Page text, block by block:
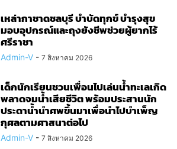
เหล่ากาชาดชลบุรี บำบัดทุกข์ บำรุงสุข
มอบอุปกรณ์และถุงยังชีพช่วยผู้ยากไร้
ศรีราชา
Admin-V - 7 สิงหาคม 2026
เด็กนักเรียนชวนเพื่อนไปเล่นน้ำทะเลเกิด
พลาดจมน้ำเสียชีวิต พร้อมประสานนัก
ประดาน้ำนำศพขึ้นมาเพื่อนำไปบำเพ็ญ
กุศลตามศาสนาต่อไป
Admin-V - 7 สิงหาคม 2026